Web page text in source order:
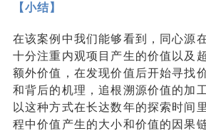
【小结】
在该案例中我们能够看到，同心源
十分注重内观项目产生的价值以及
额外价值，在发现价值后开始寻找
和背后的机理 ，追根溯源价值的加
以这种方式在长达数年的探索时间
程中价值产生的大小和价值的因果